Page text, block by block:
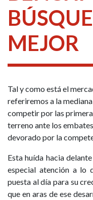
MEJOR
Tal y como está el
referiremos a la
competir por las
terreno ante los
devorado por la
Esta huída hacia
especial atención a lo
puesta al día para su
que en aras de ese